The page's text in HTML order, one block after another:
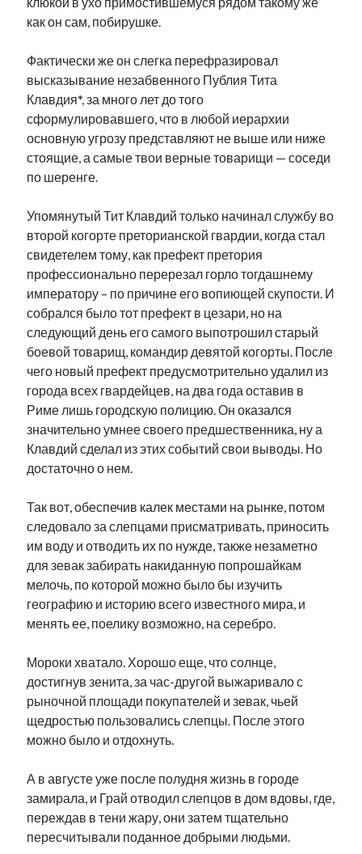
как он сам, побирушке.
Фактически же он слегка перефразировал
высказывание незабвенного Публия Тита
Клавдия*, за много лет до того
сформулировавшего, что в любой иерархии
основную угрозу представляют не выше или ниже
стоящие, а самые твои верные товарищи — соседи
по шеренге.
Упомянутый Тит Клавдий только начинал службу во
второй когорте преторианской гвардии, когда стал
свидетелем тому, как префект претория
профессионально перерезал горло тогдашнему
императору – по причине его вопиющей скупости. И
собрался было тот префект в цезари, но на
следующий день его самого выпотрошил старый
боевой товарищ, командир девятой когорты. После
чего новый префект предусмотрительно удалил из
города всех гвардейцев, на два года оставив в
Риме лишь городскую полицию. Он оказался
значительно умнее своего предшественника, ну а
Клавдий сделал из этих событий свои выводы. Но
достаточно о нем.
Так вот, обеспечив калек местами на рынке, потом
следовало за слепцами присматривать, приносить
им воду и отводить их по нужде, также незаметно
для зевак забирать накиданную попрошайкам
мелочь, по которой можно было бы изучить
географию и историю всего известного мира, и
менять ее, поелику возможно, на серебро.
Мороки хватало. Хорошо еще, что солнце,
достигнув зенита, за час-другой выжаривало с
рыночной площади покупателей и зевак, чьей
щедростью пользовались слепцы. После этого
можно было и отдохнуть.
А в августе уже после полудня жизнь в городе
замирала, и Грай отводил слепцов в дом вдовы, где,
переждав в тени жару, они затем тщательно
пересчитывали поданное добрыми людьми.